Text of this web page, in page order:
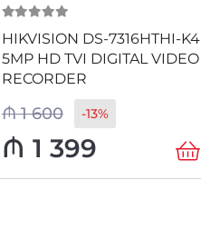
HIKVISION DS-7316HTHI-K4
5MP HD TVI DIGITAL VIDEO
RECORDER
₼1 600 -13%
₼ 1 399